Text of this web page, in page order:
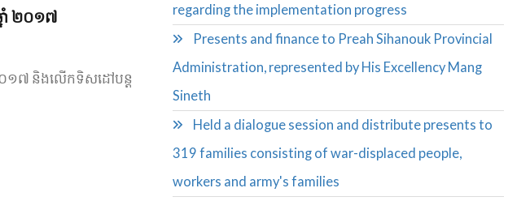
នាំ ២០១៧
២០១៧ និងលើកទិសដៅបន្ត
regarding the implementation progress
Presents and finance to Preah Sihanouk Provincial
Administration, represented by His Excellency Mang
Sineth
Held a dialogue session and distribute presents to
319 families consisting of war-displaced people,
workers and army's families